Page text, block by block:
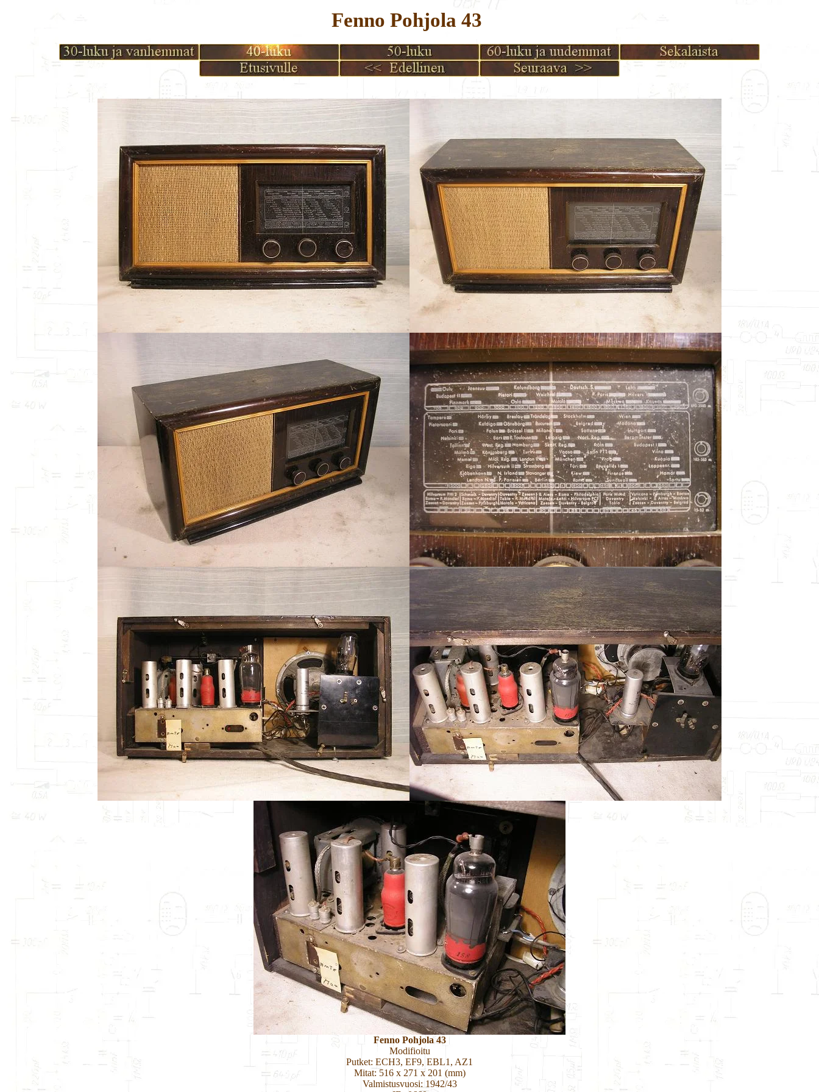
Fenno Pohjola 43
Fenno Pohjola 43
Modifioitu
Putket: ECH3, EF9, EBL1, AZ1
Mitat: 516 x 271 x 201 (mm)
Valmistusvuosi: 1942/43